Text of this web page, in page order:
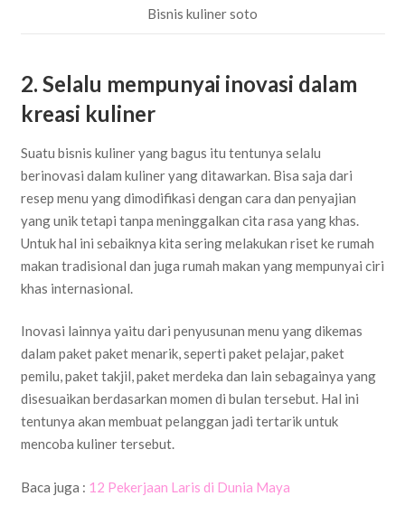
Bisnis kuliner soto
2. Selalu mempunyai inovasi dalam
kreasi kuliner
Suatu bisnis kuliner yang bagus itu tentunya selalu
berinovasi dalam kuliner yang ditawarkan. Bisa saja dari
resep menu yang dimodifikasi dengan cara dan penyajian
yang unik tetapi tanpa meninggalkan cita rasa yang khas.
Untuk hal ini sebaiknya kita sering melakukan riset ke rumah
makan tradisional dan juga rumah makan yang mempunyai ciri
khas internasional.
Inovasi lainnya yaitu dari penyusunan menu yang dikemas
dalam paket paket menarik, seperti paket pelajar, paket
pemilu, paket takjil, paket merdeka dan lain sebagainya yang
disesuaikan berdasarkan momen di bulan tersebut. Hal ini
tentunya akan membuat pelanggan jadi tertarik untuk
mencoba kuliner tersebut.
Baca juga : 12 Pekerjaan Laris di Dunia Maya